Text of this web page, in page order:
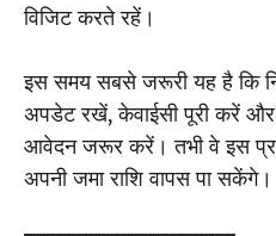
विजिट करते रहें।
इस समय सबसे जरूरी यह है कि
अपडेट रखें, केवाईसी पूरी करें
आवेदन जरूर करें। तभी वे इस
अपनी जमा राशि वापस पा सकेंगे।